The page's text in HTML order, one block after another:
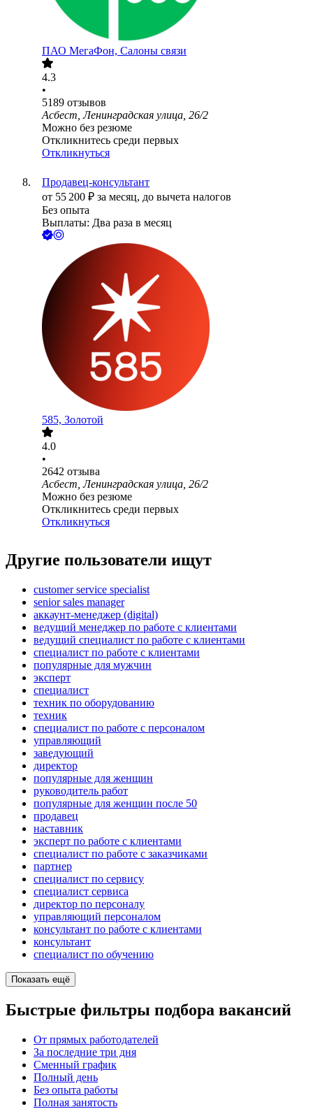
ПАО МегаФон, Салоны связи
4.3
•
5189 отзывов
Асбест, Ленинградская улица, 26/2
Можно без резюме
Откликнитесь среди первых
Откликнуться
Продавец-консультант
от 55 200 ₽ за месяц, до вычета налогов
Без опыта
Выплаты: Два раза в месяц
585, Золотой
4.0
•
2642 отзыва
Асбест, Ленинградская улица, 26/2
Можно без резюме
Откликнитесь среди первых
Откликнуться
Другие пользователи ищут
customer service specialist
senior sales manager
аккаунт-менеджер (digital)
ведущий менеджер по работе с клиентами
ведущий специалист по работе с клиентами
специалист по работе с клиентами
популярные для мужчин
эксперт
специалист
техник по оборудованию
техник
специалист по работе с персоналом
управляющий
заведующий
директор
популярные для женщин
руководитель работ
популярные для женщин после 50
продавец
наставник
эксперт по работе с клиентами
специалист по работе с заказчиками
партнер
специалист по сервису
специалист сервиса
директор по персоналу
управляющий персоналом
консультант по работе с клиентами
консультант
специалист по обучению
Показать ещё
Быстрые фильтры подбора вакансий
От прямых работодателей
За последние три дня
Сменный график
Полный день
Без опыта работы
Полная занятость